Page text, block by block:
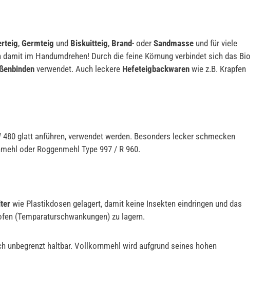
, Germteig und Biskuitteig, Brand- oder Sandmasse und für viele
damit im Handumdrehen! Durch die feine Körnung verbindet sich das Bio
verwendet. Auch leckere Hefeteigbackwaren wie z.B. Krapfen
glatt anführen, verwendet werden. Besonders lecker schmecken
oder Roggenmehl Type 997 / R 960.
wie Plastikdosen gelagert, damit keine Insekten eindringen und das
(Temparaturschwankungen) zu lagern.
unbegrenzt haltbar. Vollkornmehl wird aufgrund seines hohen